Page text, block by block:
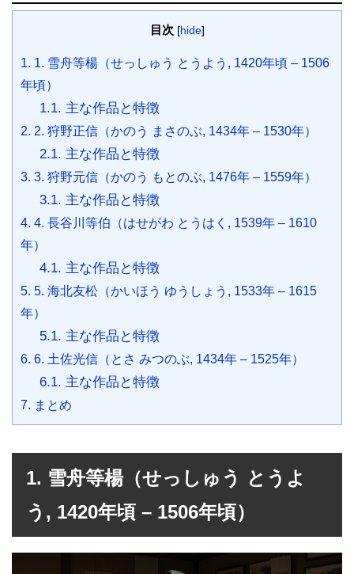
目次 [hide]
1. 1. 雪舟等楊（せっしゅう とうよう, 1420年頃 – 1506
年頃）
1.1. 主な作品と特徴
2. 2. 狩野正信（かのう まさのぶ, 1434年 – 1530年）
2.1. 主な作品と特徴
3. 3. 狩野元信（かのう もとのぶ, 1476年 – 1559年）
3.1. 主な作品と特徴
4. 4. 長谷川等伯（はせがわ とうはく, 1539年 – 1610
年）
4.1. 主な作品と特徴
5. 5. 海北友松（かいほう ゆうしょう, 1533年 – 1615
年）
5.1. 主な作品と特徴
6. 6. 土佐光信（とさ みつのぶ, 1434年 – 1525年）
6.1. 主な作品と特徴
7. まとめ
1. 雪舟等楊（せっしゅう とうよ
う, 1420年頃 – 1506年頃）